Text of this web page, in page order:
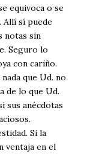
equivoca o se
Allí sí puede
notas sin
Seguro lo
con cariño.
que Ud. no
de lo que Ud.
sus anécdotas
Si la
ventaja en el